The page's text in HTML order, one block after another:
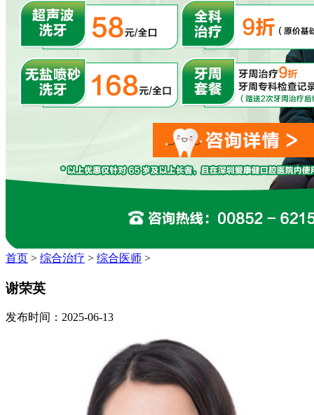
首页 > 综合治疗 > 综合医师 >
谢荣英
发布时间：2025-06-13